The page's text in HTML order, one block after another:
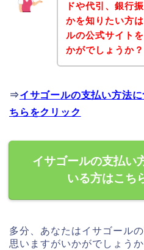
ドや代引、銀行
かを知りたい方
ルの公式サイト
かがでしょうか？
⇒イサゴールの支払い方法
ちらをクリック
イサゴールの支払い
いる方はこち
多分、あなたはイサゴール
思いますがいかがでしょうか